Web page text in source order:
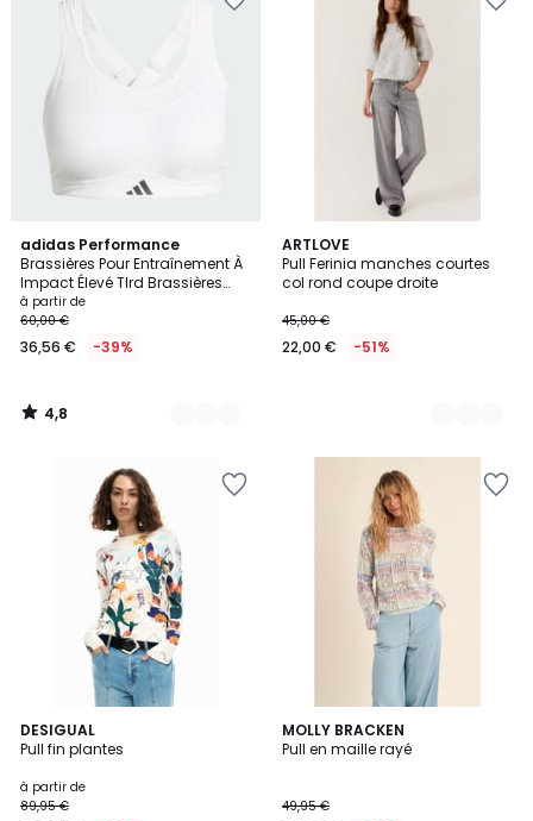
adidas Performance
Brassières Pour Entraînement À
Impact Élevé Tlrd Brassières
Pour Entraînement À Impact
Élevé Tlrd
à partir de
60,00 €
36,56 € -39%
4,8
/ 5
4
Couleurs
4,8
/
ARTLOVE
Pull Ferinia manches courtes
col rond coupe droite
45,00 €
22,00 € -51%
4
Couleurs
DESIGUAL
Pull fin plantes
à partir de
89,95 €
2
Couleurs
MOLLY BRACKEN
Pull en maille rayé
49,95 €